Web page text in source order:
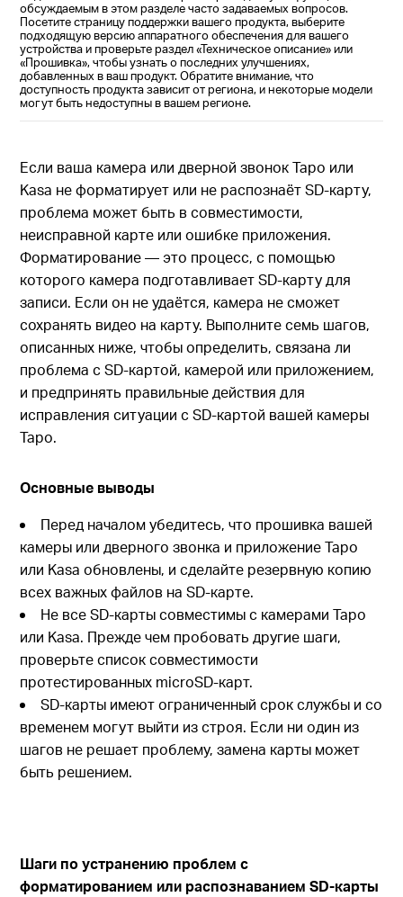
обсуждаемым в этом разделе часто задаваемых вопросов.
Посетите страницу поддержки вашего продукта, выберите
подходящую версию аппаратного обеспечения для вашего
устройства и проверьте раздел «Техническое описание» или
«Прошивка», чтобы узнать о последних улучшениях,
добавленных в ваш продукт. Обратите внимание, что
доступность продукта зависит от региона, и некоторые модели
могут быть недоступны в вашем регионе.
Если ваша камера или дверной звонок Tapo или
Kasa не форматирует или не распознаёт SD-карту,
проблема может быть в совместимости,
неисправной карте или ошибке приложения.
Форматирование — это процесс, с помощью
которого камера подготавливает SD-карту для
записи. Если он не удаётся, камера не сможет
сохранять видео на карту. Выполните семь шагов,
описанных ниже, чтобы определить, связана ли
проблема с SD-картой, камерой или приложением,
и предпринять правильные действия для
исправления ситуации с SD-картой вашей камеры
Tapo.
Основные выводы
Перед началом убедитесь, что прошивка вашей
камеры или дверного звонка и приложение Tapo
или Kasa обновлены, и сделайте резервную копию
всех важных файлов на SD-карте.
Не все SD-карты совместимы с камерами Tapo
или Kasa. Прежде чем пробовать другие шаги,
проверьте список совместимости
протестированных microSD-карт.
SD-карты имеют ограниченный срок службы и со
временем могут выйти из строя. Если ни один из
шагов не решает проблему, замена карты может
быть решением.
Шаги по устранению проблем с
форматированием или распознаванием SD-карты